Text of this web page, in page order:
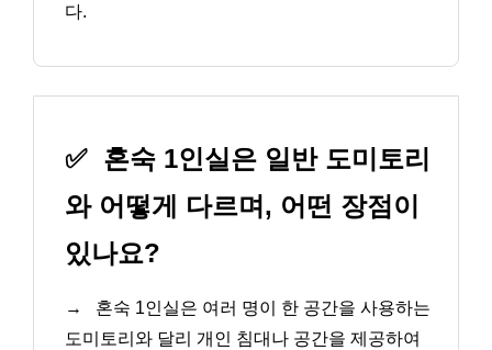
다.
✅ 혼숙 1인실은 일반 도미토리
와 어떻게 다르며, 어떤 장점이
있나요?
→
혼숙 1인실은 여러 명이 한 공간을 사용하는
도미토리와 달리 개인 침대나 공간을 제공하여